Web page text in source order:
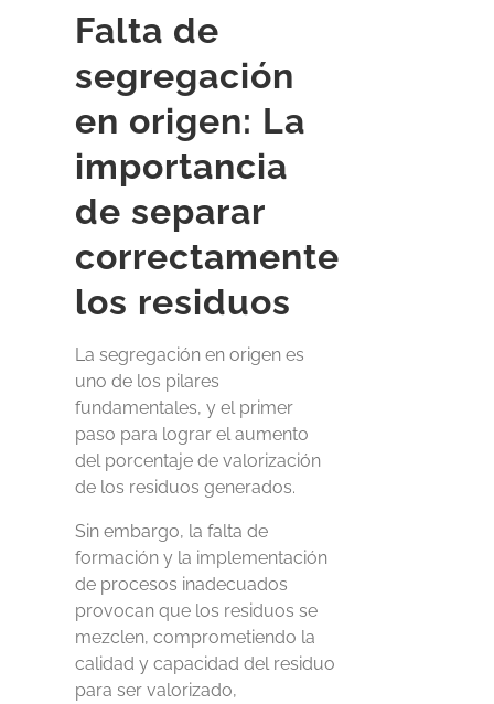
Falta de
segregación
en origen: La
importancia
de separar
correctamente
los residuos
La segregación en origen es
uno de los pilares
fundamentales, yel primer
paso para lograr el aumento
del porcentaje de valorización
de los residuos generados.
Sin embargo, la falta de
formación y la implementación
de procesos inadecuados
provocan que los residuos se
mezclen, comprometiendo la
calidad y capacidad del residuo
para ser valorizado,